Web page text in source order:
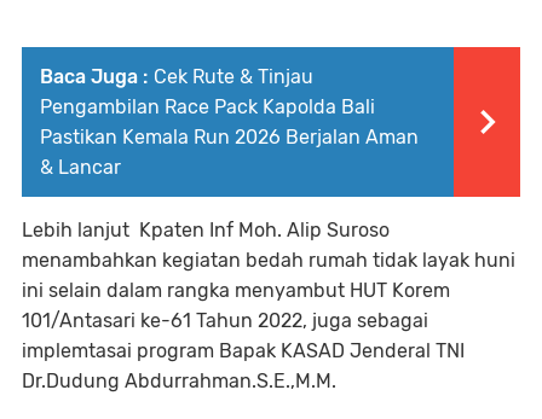
Baca Juga : Cek Rute & Tinjau
Pengambilan Race Pack Kapolda Bali
Pastikan Kemala Run 2026 Berjalan Aman
& Lancar
Lebih lanjut Kpaten Inf Moh. Alip Suroso
menambahkan kegiatan bedah rumah tidak layak huni
ini selain dalam rangka menyambut HUT Korem
101/Antasari ke-61 Tahun 2022, juga sebagai
implemtasai program Bapak KASAD Jenderal TNI
Dr.Dudung Abdurrahman.S.E.,M.M.